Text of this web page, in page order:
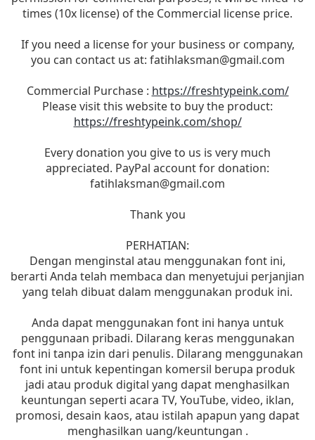
times (10x license) of the Commercial license price.
If you need a license for your business or company,
you can contact us at: fatihlaksman@gmail.com
Commercial Purchase : https://freshtypeink.com/
Please visit this website to buy the product:
https://freshtypeink.com/shop/
Every donation you give to us is very much
appreciated. PayPal account for donation:
fatihlaksman@gmail.com
Thank you
PERHATIAN:
Dengan menginstal atau menggunakan font ini,
berarti Anda telah membaca dan menyetujui perjanjian
yang telah dibuat dalam menggunakan produk ini.
Anda dapat menggunakan font ini hanya untuk
penggunaan pribadi. Dilarang keras menggunakan
font ini tanpa izin dari penulis. Dilarang menggunakan
font ini untuk kepentingan komersil berupa produk
jadi atau produk digital yang dapat menghasilkan
keuntungan seperti acara TV, YouTube, video, iklan,
promosi, desain kaos, atau istilah apapun yang dapat
menghasilkan uang/keuntungan .